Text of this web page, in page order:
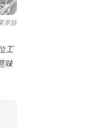
罗娃
工
味